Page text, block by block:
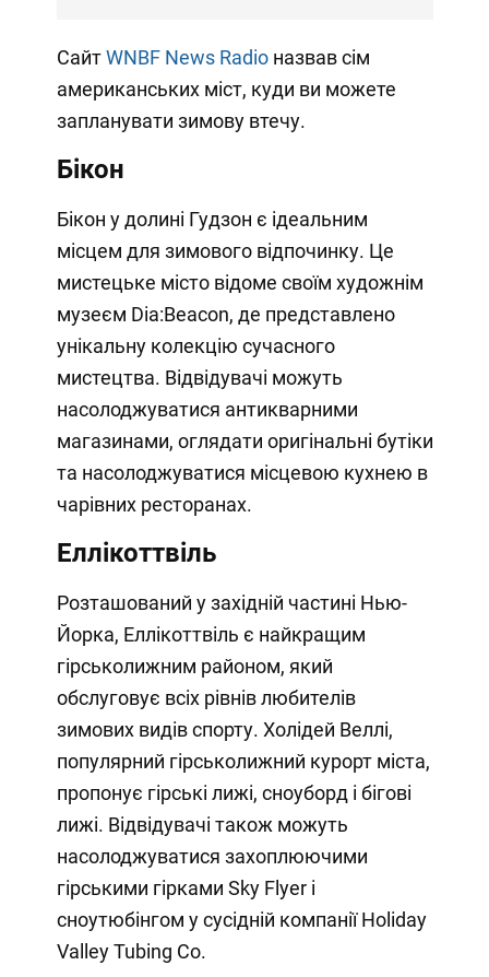
СайтWNBF News Radioназвав сім
американських міст, куди ви можете
запланувати зимову втечу.
Бікон
Бікон у долині Гудзон є ідеальним
місцем для зимового відпочинку. Це
мистецьке місто відоме своїм художнім
музеєм Dia:Beacon, де представлено
унікальну колекцію сучасного
мистецтва. Відвідувачі можуть
насолоджуватися антикварними
магазинами, оглядати оригінальні бутіки
та насолоджуватися місцевою кухнею в
чарівних ресторанах.
Еллікоттвіль
Розташований у західній частині Нью-
Йорка, Еллікоттвіль є найкращим
гірськолижним районом, який
обслуговує всіх рівнів любителів
зимових видів спорту. Холідей Веллі,
популярний гірськолижний курорт міста,
пропонує гірські лижі, сноуборд і бігові
лижі. Відвідувачі також можуть
насолоджуватися захоплюючими
гірськими гірками Sky Flyer і
сноутюбінгом у сусідній компанії Holiday
Valley Tubing Co.